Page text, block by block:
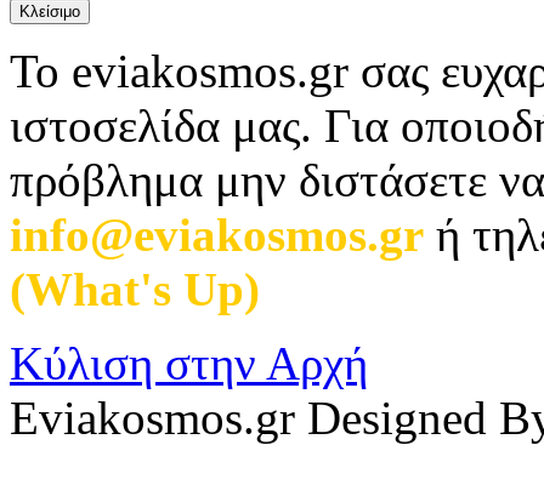
Κλείσιμο
Το eviakosmos.gr σας
ιστοσελίδα μας. Για
πρόβλημα μην διστάσετε
info@eviakosmos.gr ή
(What's Up)
Κύλιση στην Αρχή
Eviakosmos.gr Designed